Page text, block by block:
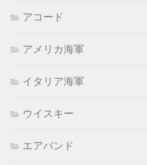
アコード
アメリカ海軍
イタリア海軍
ウイスキー
エアバンド